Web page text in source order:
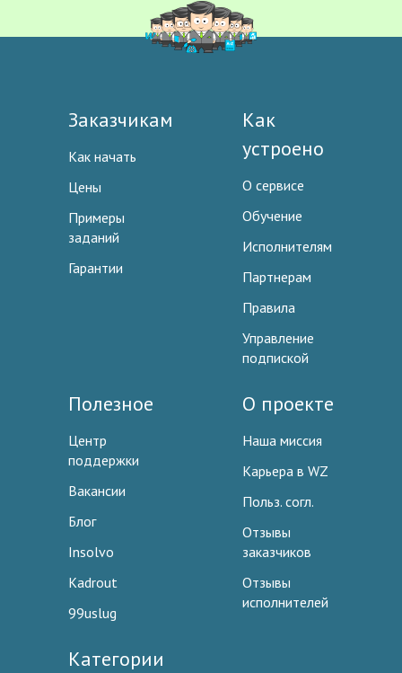
Заказчикам
Как начать
Цены
Примеры
заданий
Гарантии
Как
устроено
О сервисе
Обучение
Исполнителям
Партнерам
Правила
Управление
подпиской
Полезное
Центр
поддержки
Вакансии
Блог
Insolvo
Kadrout
99uslug
О проекте
Наша миссия
Карьера в WZ
Польз. согл.
Отзывы
заказчиков
Отзывы
исполнителей
Категории